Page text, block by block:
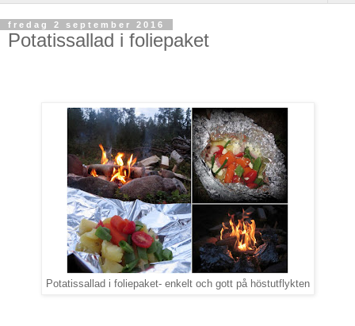
fredag 2 september 2016
Potatissallad i foliepaket
Potatissallad i foliepaket- enkelt och gott på höstutflykten